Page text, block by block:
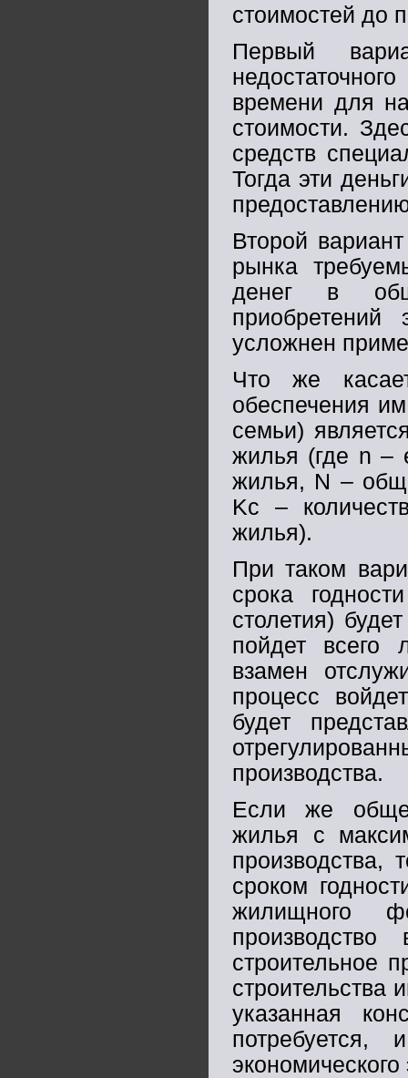
стоимостей до
Первый
времени для
стоимости.
средств
Тогда эти
Второй
рынка
денег в
усложнен
Что же
обеспечения
семьи)
жилья (где n –
жилья, N –
Kc –
жилья).
При таком
срока
столетия)
пойдет всего
взамен
процесс
будет
производства.
Если же
жилья с
производства,
сроком
жилищного
строительное
строительства
указанная
потребуется,